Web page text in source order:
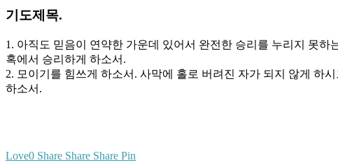
기도제목.
1. 아직도 믿음이 연약한 가운데 있어서 완전한 승리를 누리지 못
혹에서 승리하게 하소서.
2. 모이기를 힘쓰게 하소서. 사막에 홀로 버려진 자가 되지 않게 하
하소서.
Love0 Share Share Share Pin